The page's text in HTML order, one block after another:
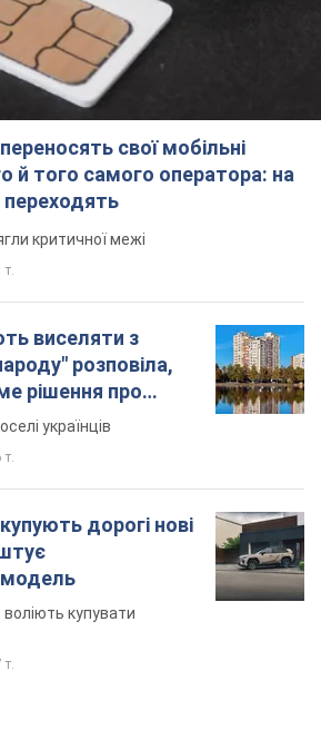
свої мобільні
й того самого оператора: на
переходять
критичної межі
т.
виселяти з
розповіла,
рішення про
українців
т.
дорогі нові
модель
воліють купувати
т.